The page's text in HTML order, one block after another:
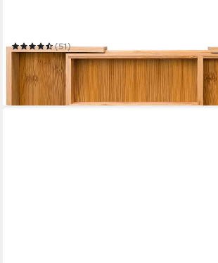
(51)
ab 21,99 € UVP41,98 €
-48%
in 5-6 Werktagen bei dir